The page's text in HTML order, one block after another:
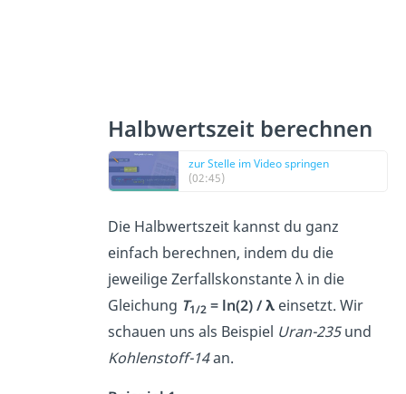
Halbwertszeit berechnen
zur Stelle im Video springen
(02:45)
Die Halbwertszeit kannst du ganz
einfach berechnen, indem du die
jeweilige Zerfallskonstante λ in die
Gleichung T1/2 = ln(2) / λ einsetzt. Wir
schauen uns als Beispiel Uran-235und
Kohlenstoff-14an.